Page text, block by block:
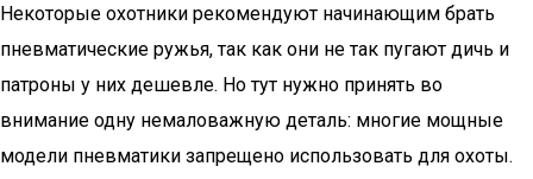
Некоторые охотники рекомендуют начинающим брать
пневматические ружья, так как они не так пугают дичь и
патроны у них дешевле. Но тут нужно принять во
внимание одну немаловажную деталь: многие мощные
модели пневматики запрещено использовать для охоты.